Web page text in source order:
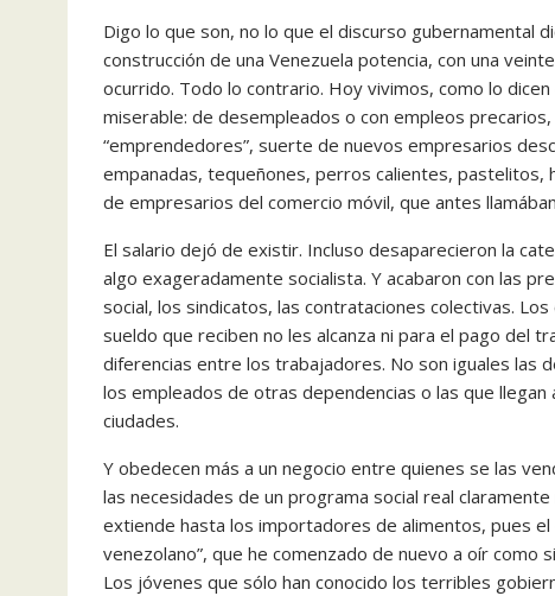
Digo lo que son, no lo que el discurso gubernamental
construcción de una Venezuela potencia, con una
ocurrido. Todo lo contrario. Hoy vivimos, como lo
miserable: de desempleados o con empleos
“emprendedores”, suerte de nuevos empresarios
empanadas, tequeñones, perros calientes,
de empresarios del comercio móvil, que antes
El salario dejó de existir. Incluso desaparecieron la
algo exageradamente socialista. Y acabaron con las
social, los sindicatos, las contrataciones colectivas.
sueldo que reciben no les alcanza ni para el pago del
diferencias entre los trabajadores. No son iguales las
los empleados de otras dependencias o las que
ciudades.
Y obedecen más a un negocio entre quienes se las
las necesidades de un programa social real
extiende hasta los importadores de alimentos, pues
venezolano”, que he comenzado de nuevo a oír como
Los jóvenes que sólo han conocido los terribles